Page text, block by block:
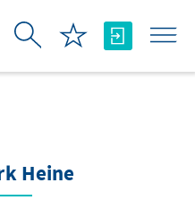
Heine